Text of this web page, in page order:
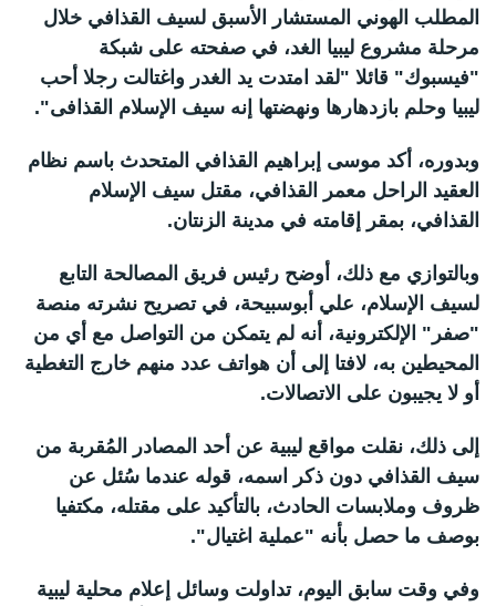
المطلب الهوني المستشار الأسبق لسيف القذافي خلال
مرحلة مشروع ليبيا الغد، في صفحته على شبكة
"فيسبوك" قائلا "لقد امتدت يد الغدر واغتالت رجلا أحب
ليبيا وحلم بازدهارها ونهضتها إنه سيف الإسلام القذافى".
وبدوره، أكد موسى إبراهيم القذافي المتحدث باسم نظام
العقيد الراحل معمر القذافي، مقتل سيف الإسلام
القذافي، بمقر إقامته في مدينة الزنتان.
وبالتوازي مع ذلك، أوضح رئيس فريق المصالحة التابع
لسيف الإسلام، علي أبوسبيحة، في تصريح نشرته منصة
"صفر" الإلكترونية، أنه لم يتمكن من التواصل مع أي من
المحيطين به، لافتا إلى أن هواتف عدد منهم خارج التغطية
أو لا يجيبون على الاتصالات.
إلى ذلك، نقلت مواقع ليبية عن أحد المصادر المُقربة من
سيف القذافي دون ذكر اسمه، قوله عندما سُئل عن
ظروف وملابسات الحادث، بالتأكيد على مقتله، مكتفيا
بوصف ما حصل بأنه "عملية اغتيال".
وفي وقت سابق اليوم، تداولت وسائل إعلام محلية ليبية